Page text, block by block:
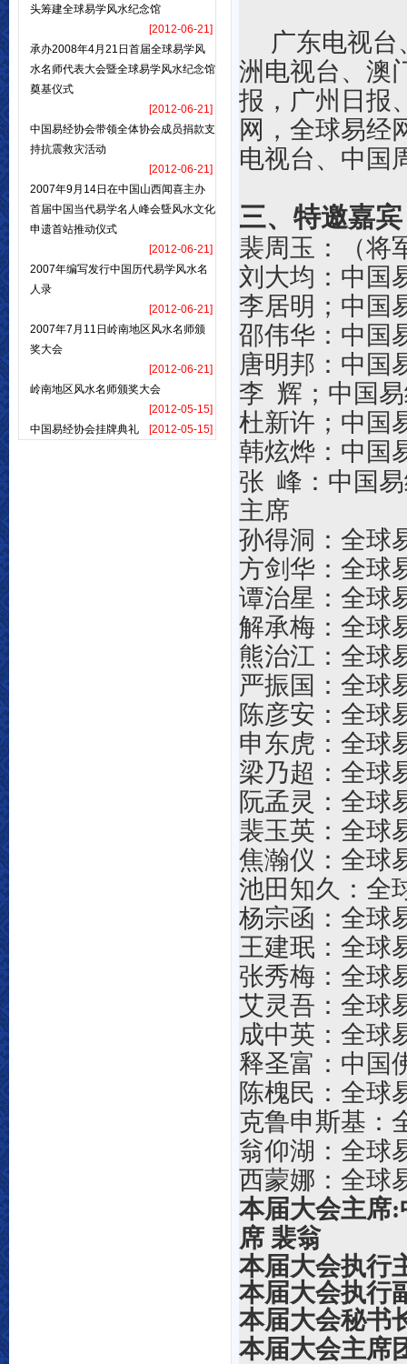
头筹建全球易学风水纪念馆
[2012-06-21]
承办2008年4月21日首届全球易学风
水名师代表大会暨全球易学风水纪念馆
奠基仪式
[2012-06-21]
中国易经协会带领全体协会成员捐款支
持抗震救灾活动
[2012-06-21]
2007年9月14日在中国山西闻喜主办
首届中国当代易学名人峰会曁风水文化
申遗首站推动仪式
[2012-06-21]
2007年编写发行中国历代易学风水名
人录
[2012-06-21]
2007年7月11日岭南地区风水名师颁
奖大会
[2012-06-21]
岭南地区风水名师颁奖大会
[2012-05-15]
中国易经协会挂牌典礼
[2012-05-15]
广东电视台
洲电视台、澳
报，广州日报
网，全球易经
电视台、 中国
三、特邀嘉
裴周玉：（将
刘大均：中国
李居明；中国
邵伟华：中国
唐明邦：中国
李 辉；中国
杜新许；中国
韩炫烨：中国
张 峰：中国
主席
孙得洞：全球
方剑华：全球
谭治星：全球
解承梅：全球
熊治江：全球
严振国：全球
陈彦安： 全球
申东虎： 全球
梁乃超： 全球
阮孟灵： 全球
裴玉英： 全球
焦瀚仪： 全球
池田知久 ： 全
杨宗函： 全球
王建珉： 全球
张秀梅： 全球
艾灵吾：全球
成中英： 全球
释圣富：中国
陈槐民：全球
克鲁申斯基：
翁仰湖：全球
西蒙娜：全球
本届大会主席
席 裴翁
本届大会执行
本届大会执行
本届大会秘书
本届大会主席